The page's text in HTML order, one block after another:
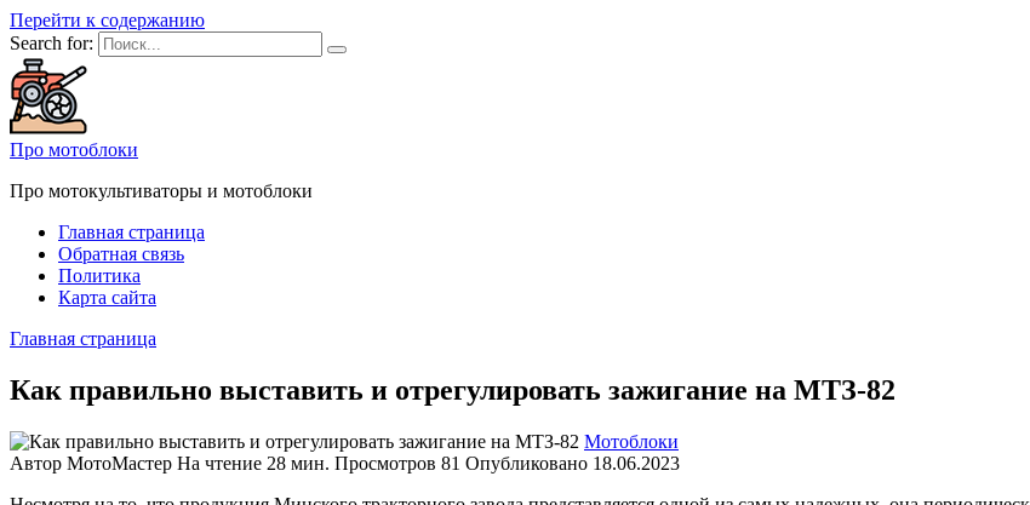
Перейти к содержанию
Search for:
Про мотоблоки
Про мотокультиваторы и мотоблоки
Главная страница
Обратная связь
Политика
Карта сайта
Главная страница
Как правильно выставить и отрегулировать зажигание на МТЗ-82
Мотоблоки
Автор МотоМастер На чтение 28 мин. Просмотров 81 Опубликовано 18.06.2023